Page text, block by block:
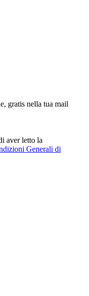
gratis nella tua mail
aver letto la
Generali di